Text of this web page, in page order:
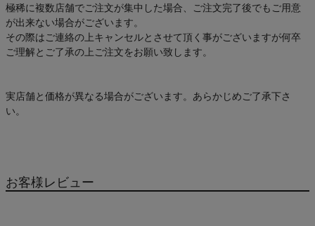
極稀に複数店舗でご注文が集中した場合、ご注文完了後でもご用意
が出来ない場合がございます。
その際はご連絡の上キャンセルとさせて頂く事がございますが何卒
ご理解とご了承の上ご注文をお願い致します。
実店舗と価格が異なる場合がございます。あらかじめご了承下さ
い。
お客様レビュー